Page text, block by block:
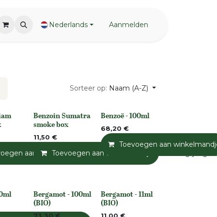
Nederlands Aanmelden
Sorteer op: Naam (A-Z)
Toevoegen aan verlanglijst
aan winkelmandje
None
Benzoin Sumatra
smoke box
11,50 €
Toevoegen aan winkelmandje
None
Benzoë - 100ml
68,20 €
Toevoegen aan
None
Bergamot - 100ml
(BIO) None
Bergamot - 11ml
(BIO)